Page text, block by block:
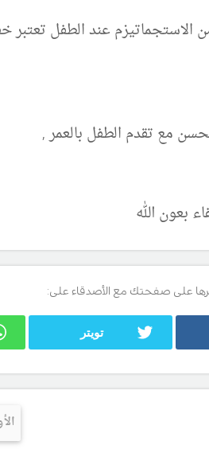
الاستجماتيزم عند الطفل
مع تقدم الطفل بالعمر ,
بعون الله
على صفحتك مع الأصدقاء على:
تويتر